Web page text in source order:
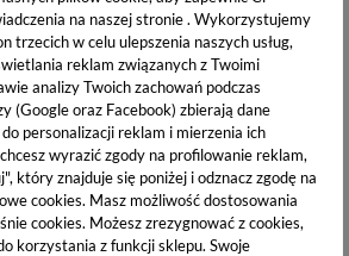
na naszej stronie . Wykorzystujemy
trzecich w celu ulepszenia naszych usług,
reklam związanych z Twoimi
analizy Twoich zachowań podczas
(Google oraz Facebook) zbierają dane
personalizacji reklam i mierzenia ich
wyrazić zgody na profilowanie reklam,
który znajduje się poniżej i odznacz zgodę na
cookies. Masz możliwość dostosowania
cookies. Możesz zrezygnować z cookies,
korzystania z funkcji sklepu. Swoje